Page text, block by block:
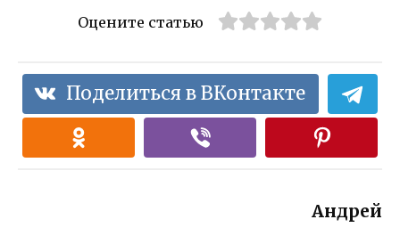
Оцените статью
Поделиться в ВКонтакте
Андрей